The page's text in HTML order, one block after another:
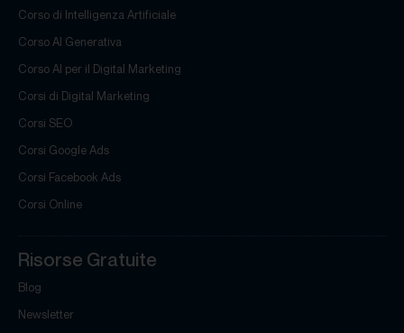
Corso di Intelligenza Artificiale
Corso AI Generativa
Corso AI per il Digital Marketing
Corsi di Digital Marketing
Corsi SEO
Corsi Google Ads
Corsi Facebook Ads
Corsi Online
Risorse Gratuite
Blog
Newsletter